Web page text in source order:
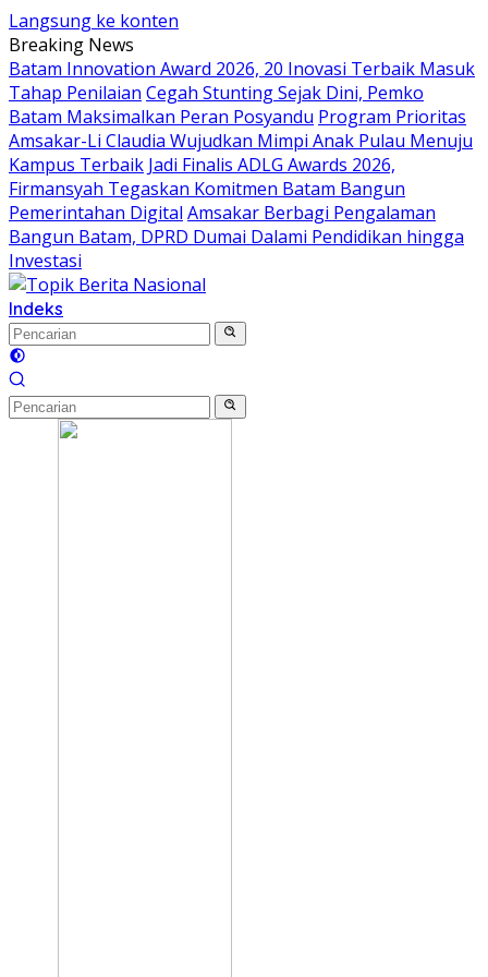
Langsung ke konten
Breaking News
Batam Innovation Award 2026, 20 Inovasi Terbaik Masuk
Tahap Penilaian Cegah Stunting Sejak Dini, Pemko
Batam Maksimalkan Peran Posyandu Program Prioritas
Amsakar-Li Claudia Wujudkan Mimpi Anak Pulau Menuju
Kampus Terbaik Jadi Finalis ADLG Awards 2026,
Firmansyah Tegaskan Komitmen Batam Bangun
Pemerintahan Digital Amsakar Berbagi Pengalaman
Bangun Batam, DPRD Dumai Dalami Pendidikan hingga
Investasi
Indeks